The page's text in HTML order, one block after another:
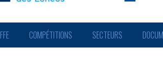
FFE COMPÉTITIONS SECTEURS